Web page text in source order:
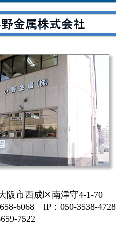
阪市西成区南津守4-1-70
6068 IP：050-3538-4728
7522